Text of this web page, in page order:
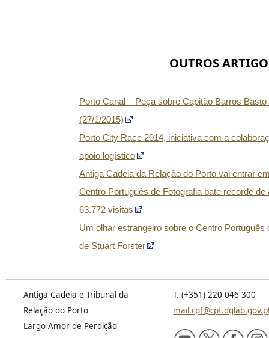
OUTROS
Porto Canal – Peça sobre Capitão Barros
(27/1/2015)
Porto City Race 2014, iniciativa com a
apoio logístico
Antiga Cadeia da Relação do Porto vai entrar
Centro Português de Fotografia bate recorde
63.772 visitas
Um olhar estrangeiro sobre o Centro Português
de Stuart Forster
Antiga Cadeia e Tribunal da
Relação do Porto
Largo Amor de Perdição
T. (+351) 220 046 300